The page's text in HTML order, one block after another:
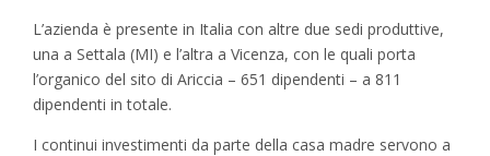
L’azienda è presente in Italia con altre due sedi produttive,
una a Settala (MI) e l’altra a Vicenza, con le quali porta
l’organico del sito di Ariccia – 651 dipendenti – a 811
dipendenti in totale.
I continui investimenti da parte della casa madre servono a